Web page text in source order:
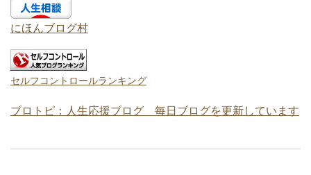
にほんブログ村
セルフコントロールランキング
ブロトピ：人生応援ブログ 毎日ブログを更新しています